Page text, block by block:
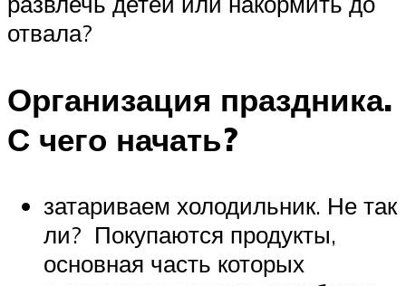
отвала?
Организация праздника.
С чего начать?
затариваем холодильник. Не так
ли? Покупаются продукты,
основная часть которых